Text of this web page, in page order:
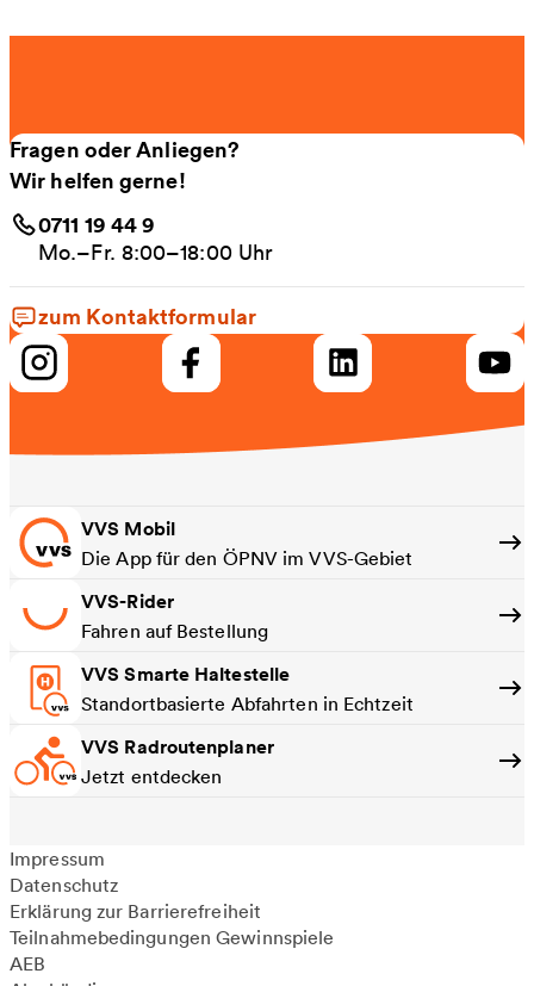
Fragen oder Anliegen?
Wir helfen gerne!
0711 19 44 9
Mo.–Fr. 8:00–18:00 Uhr
zum Kontaktformular
VVS Mobil
Die App für den ÖPNV im VVS-Gebiet
VVS-Rider
Fahren auf Bestellung
VVS Smarte Haltestelle
Standortbasierte Abfahrten in Echtzeit
VVS Radroutenplaner
Jetzt entdecken
Impressum
Datenschutz
Erklärung zur Barrierefreiheit
Teilnahmebedingungen Gewinnspiele
AEB